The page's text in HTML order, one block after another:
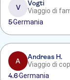
V
Vogti
Viaggio di
5Germania
A
Andreas H.
Viaggio di
4.6Germania